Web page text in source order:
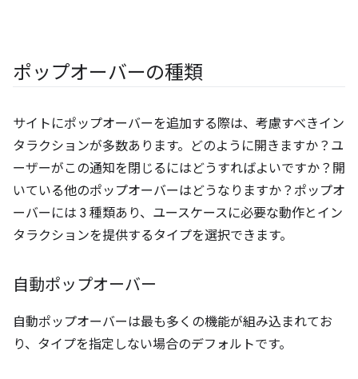
ポップオーバーの種類
サイトにポップオーバーを追加する際は、考慮すべきイン
タラクションが多数あります。どのように開きますか？ユ
ーザーがこの通知を閉じるにはどうすればよいですか？開
いている他のポップオーバーはどうなりますか？ポップオ
ーバーには 3 種類あり、ユースケースに必要な動作とイン
タラクションを提供するタイプを選択できます。
自動ポップオーバー
自動ポップオーバーは最も多くの機能が組み込まれてお
り、タイプを指定しない場合のデフォルトです。